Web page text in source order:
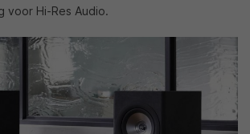
voor Hi-Res Audio.